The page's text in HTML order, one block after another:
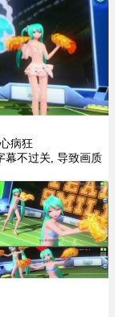
病狂
幕不过关, 导致画质